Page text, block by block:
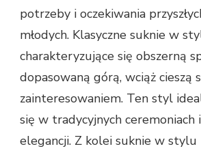
potrzeby i oczekiwania
młodych. Klasyczne suknie w
charakteryzujące się obszerną
dopasowaną górą, wciąż cieszą
zainteresowaniem. Ten styl
się w tradycyjnych ceremoniach
elegancji. Z kolei suknie w stylu